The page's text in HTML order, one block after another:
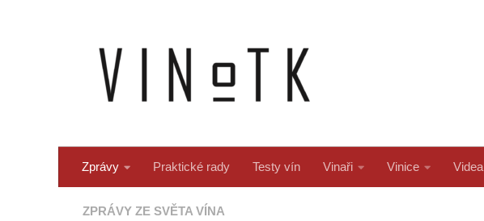
Zprávy Praktické rady Testy vín Vinaři Vinice Videa
ZPRÁVY ZE SVĚTA VÍNA